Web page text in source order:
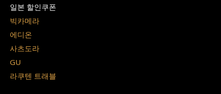
일본 할인쿠폰
빅카메라
에디온
사츠도라
GU
라쿠텐 트래블